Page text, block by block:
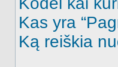
Kas yra
Ką reiškia